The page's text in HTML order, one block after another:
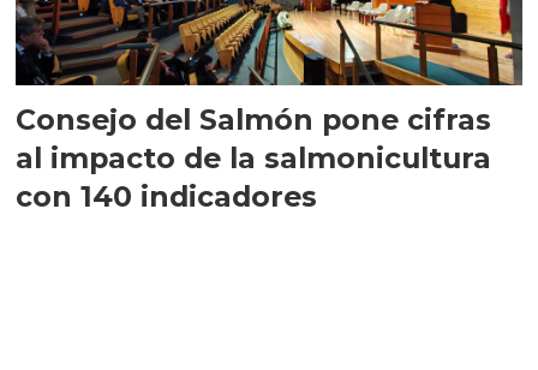
Consejo del Salmón pone cifras
al impacto de la salmonicultura
con 140 indicadores